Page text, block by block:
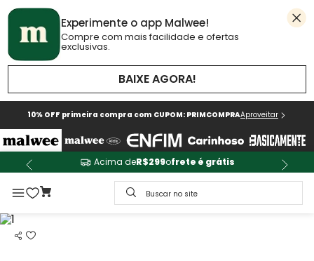
Experimente o app Malwee!
Compre com mais facilidade e ofertas
exclusivas.
BAIXE AGORA!
10% OFF primeira compra com CUPOM: PRIMCOMPRAAproveitar
Acima deR$299ofrete é grátis
Buscar no site